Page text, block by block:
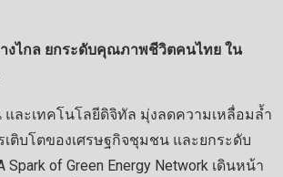
งไกล ยกระดับคุณภาพชีวิตคนไทย ใน
และเทคโนโลยีดิจิทัล มุ่งลดความเหลื่อมล้ำ
ติบโตของเศรษฐกิจชุมชน และยกระดับ
of Green Energy Network เดินหน้า